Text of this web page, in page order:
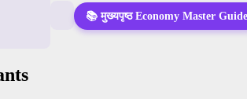
📚 मुख्यपृष्ठ Economy Master Guide